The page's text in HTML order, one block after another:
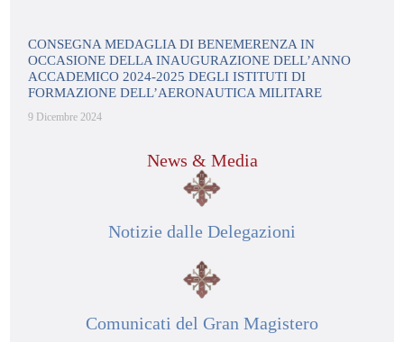
CONSEGNA MEDAGLIA DI BENEMERENZA IN
OCCASIONE DELLA INAUGURAZIONE DELL’ANNO
ACCADEMICO 2024-2025 DEGLI ISTITUTI DI
FORMAZIONE DELL’AERONAUTICA MILITARE
9 Dicembre 2024
News & Media
Notizie dalle Delegazioni
Comunicati del Gran Magistero